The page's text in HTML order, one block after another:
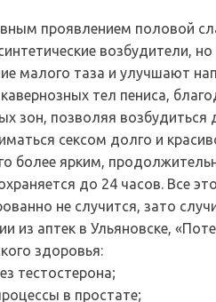
проявлением половой
возбудители,
малого таза и улучшают
тел пениса,
зон, позволяя возбудиться
сексом долго и
более ярким,
до 24 часов. Все
не случится, зато
из аптек в Ульяновске,
здоровья:
тестостерона;
в простате;